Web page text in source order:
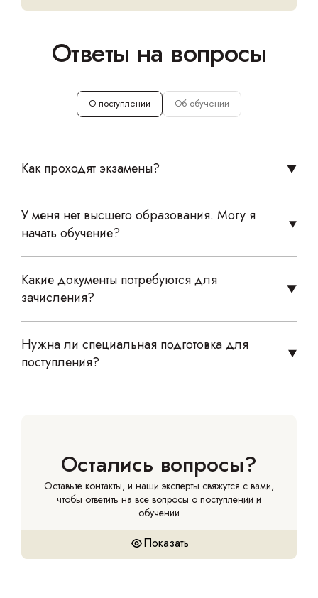
Ответы на вопросы
О поступлении Об обучении
Как проходят экзамены?
У меня нет высшего образования. Могу я
начать обучение?
Какие документы потребуются для
зачисления?
Нужна ли специальная подготовка для
поступления?
Остались вопросы?
Оставьте контакты, и наши эксперты свяжутся с вами,
чтобы ответить на все вопросы о поступлении и
обучении
Показать